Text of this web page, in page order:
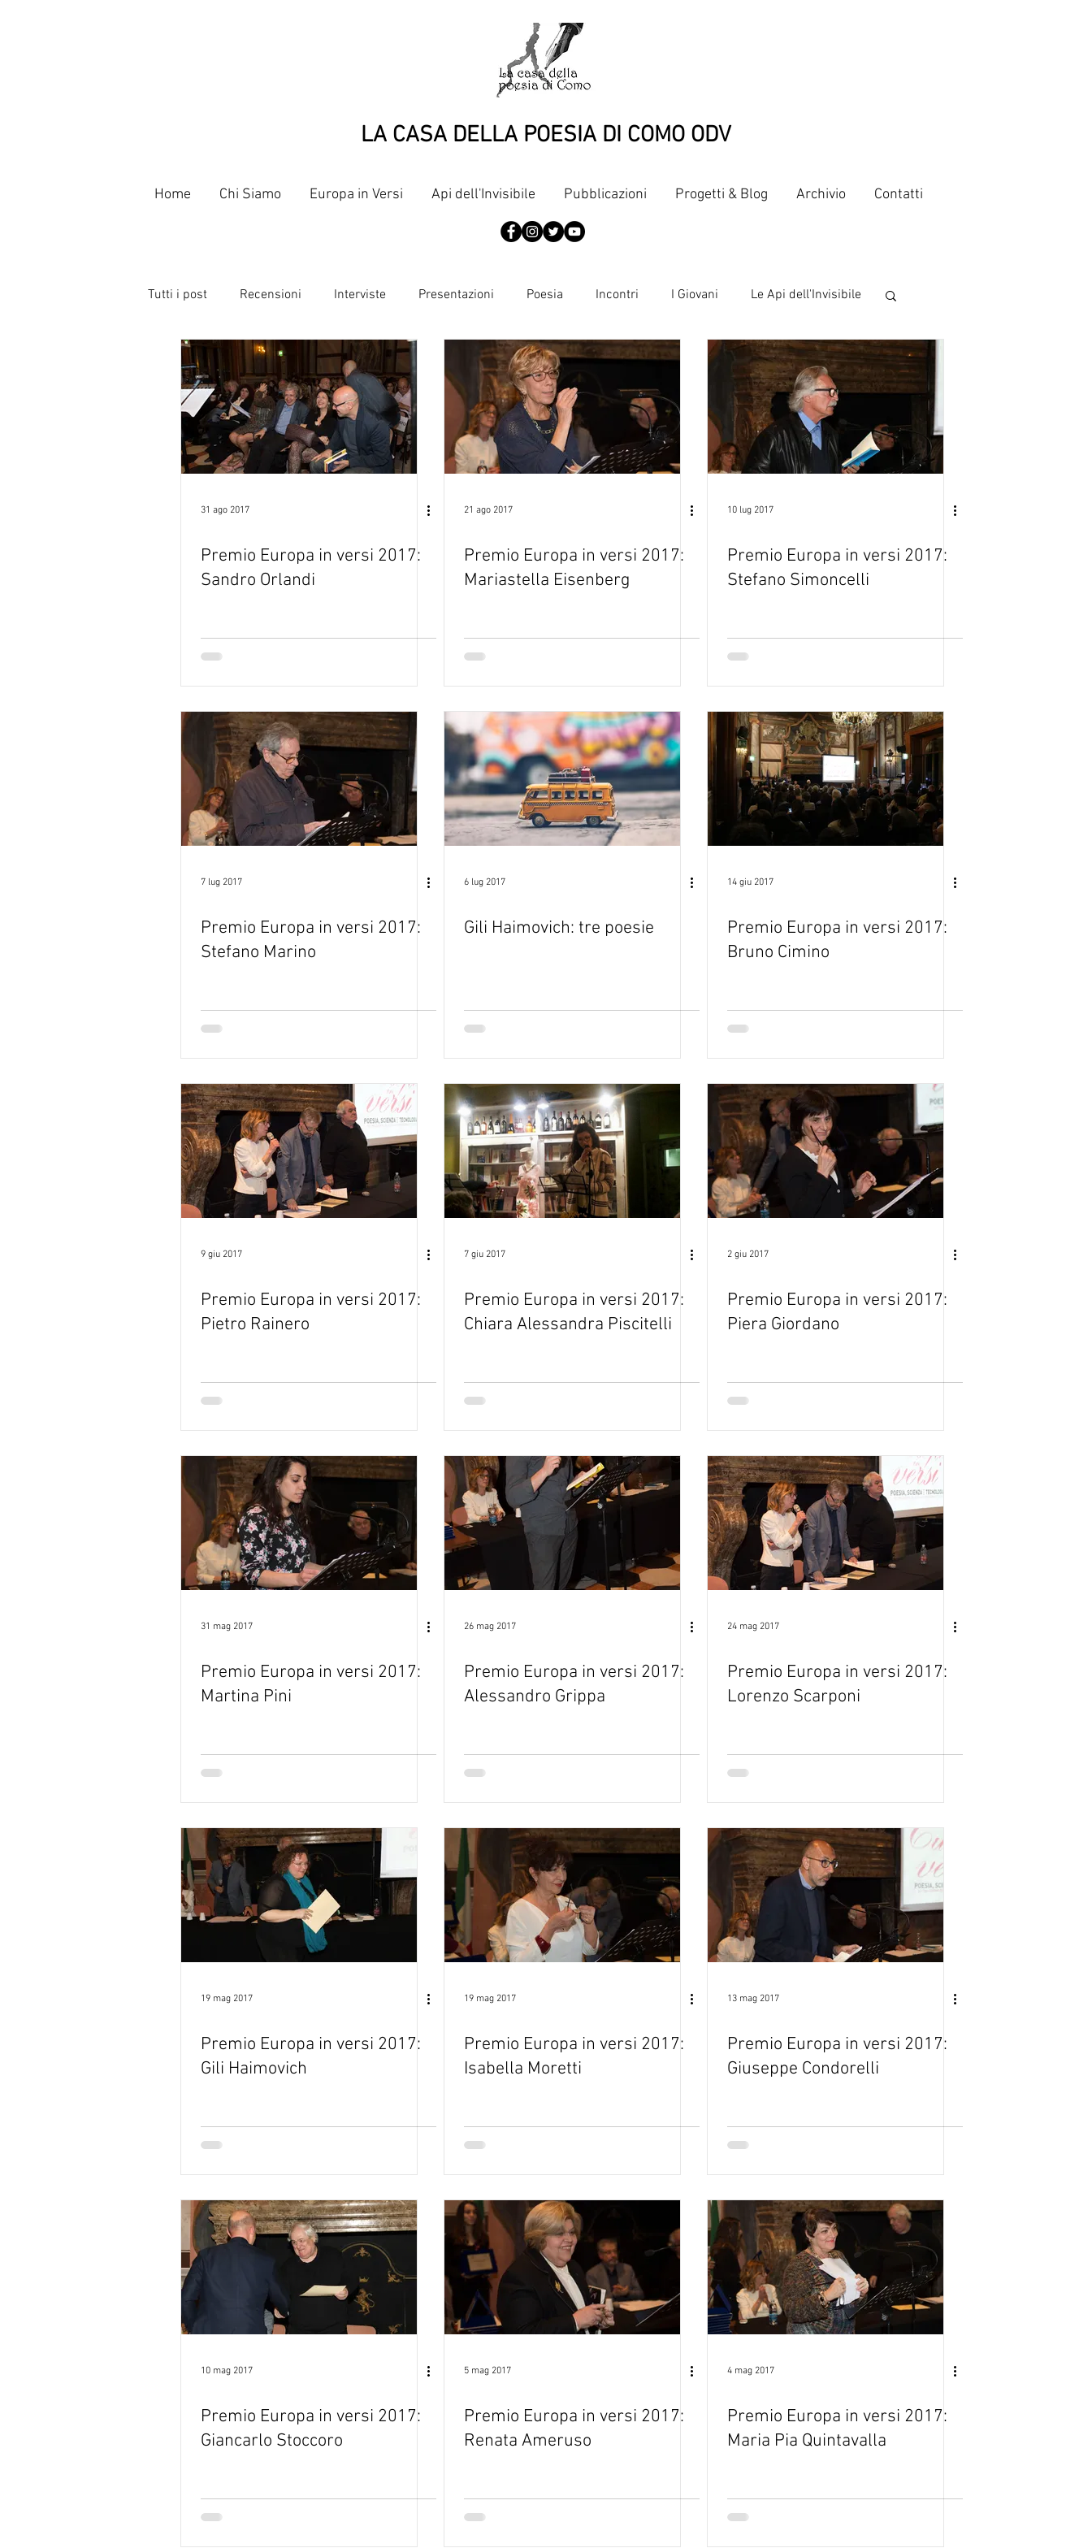
LA CASA DELLA POESIA DI COMO ODV
Home Chi Siamo Europa in Versi Api dell'Invisibile Pubblicazioni Progetti & Blog Archivio Contatti
Tutti i post Recensioni Interviste Presentazioni Poesia Incontri I Giovani Le Api dell'Invisibile
Libri Poeti e Slammer Articoli Pubblicazioni Punti di vista Dante, terzine from the world
Verso Europa in Versi
31 ago 2017
Premio Europa in versi 2017:
Sandro Orlandi
21 ago 2017
Premio Europa in versi 2017:
Mariastella Eisenberg
10 lug 2017
Premio Europa in versi 2017:
Stefano Simoncelli
7 lug 2017
Premio Europa in versi 2017:
Stefano Marino
6 lug 2017
Gili Haimovich: tre poesie
14 giu 2017
Premio Europa in versi 2017:
Bruno Cimino
9 giu 2017
Premio Europa in versi 2017:
Pietro Rainero
7 giu 2017
Premio Europa in versi 2017:
Chiara Alessandra Piscitelli
2 giu 2017
Premio Europa in versi 2017:
Piera Giordano
31 mag 2017
Premio Europa in versi 2017:
Martina Pini
26 mag 2017
Premio Europa in versi 2017:
Alessandro Grippa
24 mag 2017
Premio Europa in versi 2017:
Lorenzo Scarponi
19 mag 2017
Premio Europa in versi 2017:
Gili Haimovich
19 mag 2017
Premio Europa in versi 2017:
Isabella Moretti
13 mag 2017
Premio Europa in versi 2017:
Giuseppe Condorelli
10 mag 2017
Premio Europa in versi 2017:
Giancarlo Stoccoro
5 mag 2017
Premio Europa in versi 2017:
Renata Ameruso
4 mag 2017
Premio Europa in versi 2017:
Maria Pia Quintavalla